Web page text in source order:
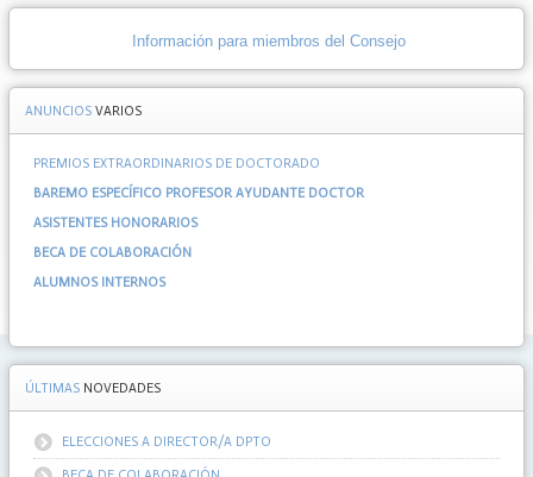
Información para miembros del Consejo
ANUNCIOS VARIOS
PREMIOS EXTRAORDINARIOS DE DOCTORADO
BAREMO ESPECÍFICO PROFESOR AYUDANTE DOCTOR
ASISTENTES HONORARIOS
BECA DE COLABORACIÓN
ALUMNOS INTERNOS
ÚLTIMAS NOVEDADES
ELECCIONES A DIRECTOR/A DPTO